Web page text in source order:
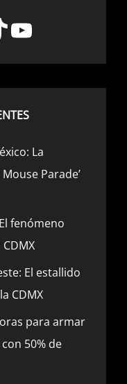
YouTube
La
Parade’
fenómeno
El estallido
CDMX
para armar
50% de